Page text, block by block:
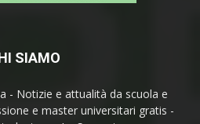
SIAMO
- Notizie e attualità da scuola e
e master universitari gratis -